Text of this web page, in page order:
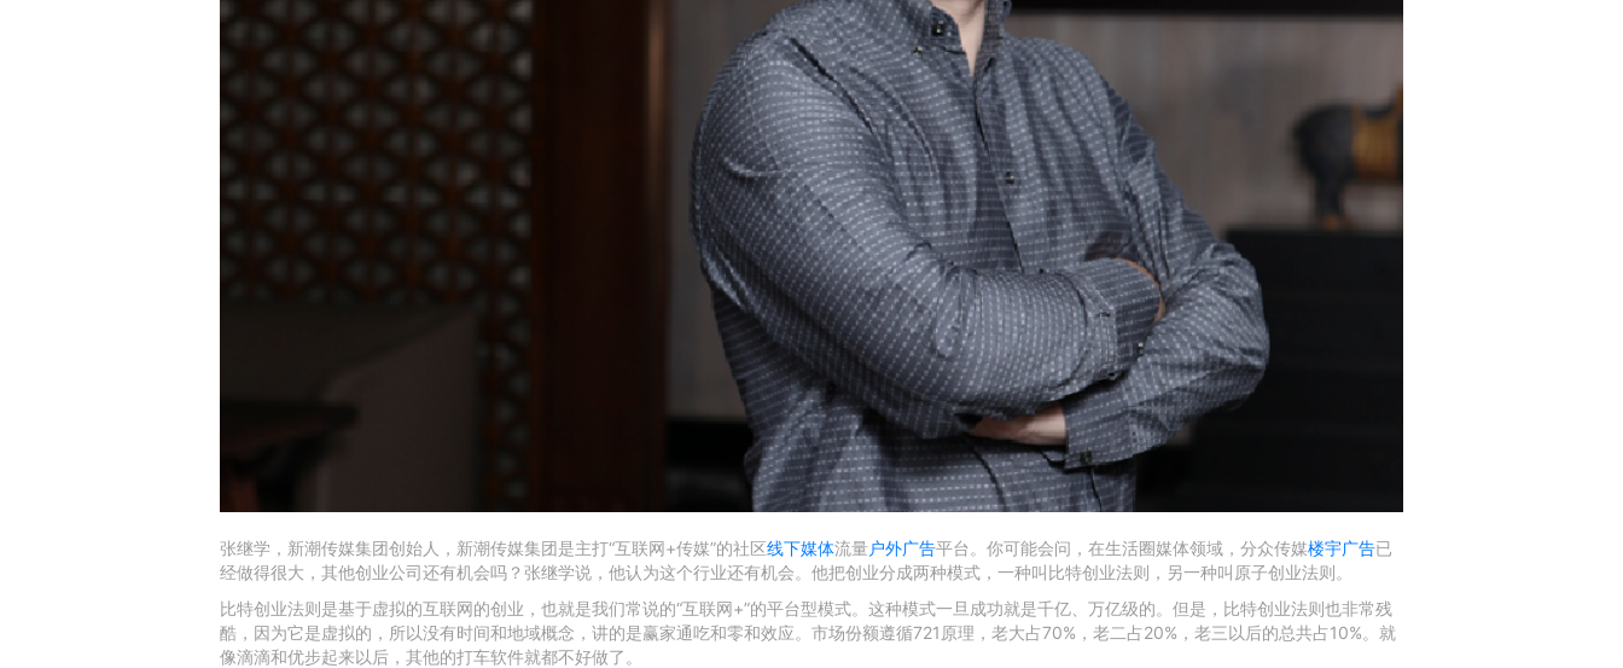
张继学 ，新潮传媒集团创始人，新潮传媒集团是主打“互联网+传媒”的社区线下媒体流量户外广告平台。你可能会问，在生活圈媒体领域，分众传媒楼宇广告已
经做得很大，其他创业公司还有机会吗？张继学说，他认为这个行业还有机会。他把创业分成两种模式，一种叫比特创业法则，另一种叫原子创业法则。
比特创业法则是基于虚拟的互联网的创业，也就是我们常说的“互联网+”的平台型模式。这种模式一旦成功就是千亿、万亿级的。但是，比特创业法则也非常残
酷，因为它是虚拟的，所以没有时间和地域概念，讲的是赢家通吃和零和效应。市场份额遵循721原理，老大占70%，老二占20%，老三以后的总共占10%。就
像滴滴和优步起来以后，其他的打车软件就都不好做了。